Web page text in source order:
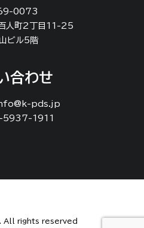
0073
人町2丁目11-25
ビル5階
合わせ
pds.jp
5937-1911
All rights reserved